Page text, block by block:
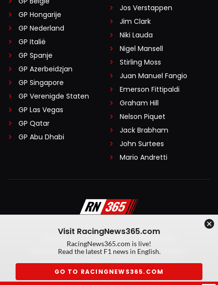
GP Hongarije
GP Nederland
GP Italië
GP Spanje
GP Azerbeidzjan
GP Singapore
GP Verenigde Staten
GP Las Vegas
GP Qatar
GP Abu Dhabi
Jos Verstappen
Jim Clark
Niki Lauda
Nigel Mansell
Stirling Moss
Juan Manuel Fangio
Emerson Fittipaldi
Graham Hill
Nelson Piquet
Jack Brabham
John Surtees
Mario Andretti
Algemene voorwaarden
Privacy Policy
Created by On Your Marks
Privacy manager
Kansspeluitingen
Visit RacingNews365.com
RacingNews365.com is live!
Read the latest F1 news in English.
GO TO RACINGNEWS365.COM